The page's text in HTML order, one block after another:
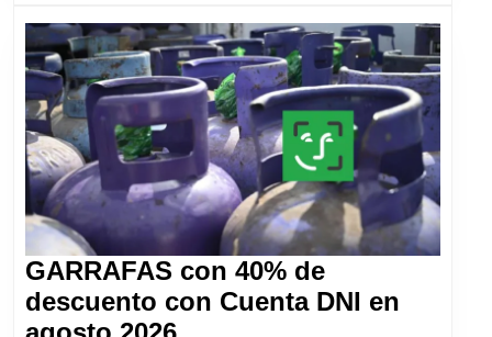
cómo
aprovechar
las
18
cuotas
sin
interés
GARRAFAS con 40% de
descuento con Cuenta DNI en